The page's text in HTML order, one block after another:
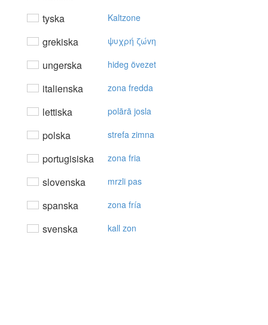
tyska Kaltzone
grekiska ψυχρή ζώvη
ungerska hideg övezet
italienska zona fredda
lettiska polārā josla
polska strefa zimna
portugisiska zona fria
slovenska mrzli pas
spanska zona fría
svenska kall zon